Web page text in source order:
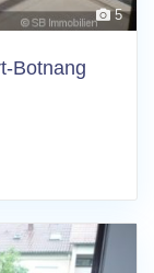
5
Botnang